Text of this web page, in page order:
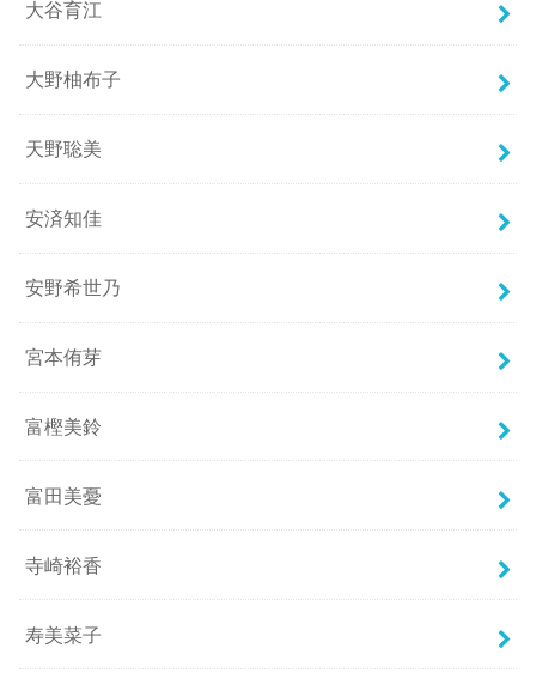
大谷育江
大野柚布子
天野聡美
安済知佳
安野希世乃
宮本侑芽
富樫美鈴
富田美憂
寺崎裕香
寿美菜子